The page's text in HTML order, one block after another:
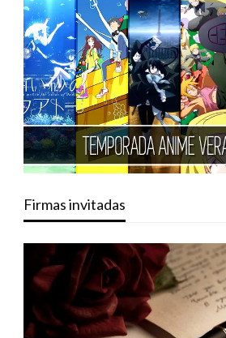
Firmas invitadas